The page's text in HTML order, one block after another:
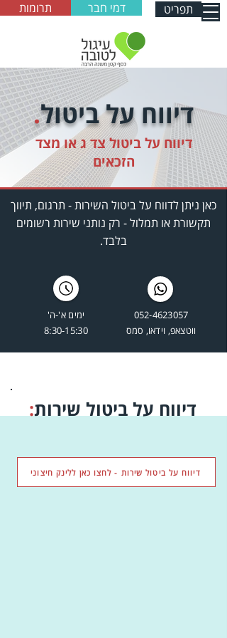
תרומות דמי חבר תפריט
דיווח על ביטול.
דיווח על ביטול צד ג או מצד
הזכאים
כאן ניתן לדווח על ביטול השירות - תרגום, תיווך
תקשורת או תמלול - רק נותני שירות רשומים
בלבד.
ימים א'-ה'
8:30-15:30
052-4623057
ווטצאפ, וידאו, סמס
דיווח על ביטול שירות - לחצו כאן ללינק חיצוני
דיווח על ביטול שירות: